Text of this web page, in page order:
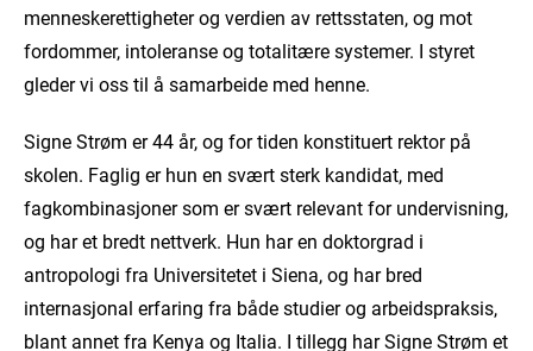
menneskerettigheter og verdien av rettsstaten, og mot
fordommer, intoleranse og totalitære systemer. I styret
gleder vi oss til å samarbeide med henne.
Signe Strøm er 44 år, og for tiden konstituert rektor på
skolen. Faglig er hun en svært sterk kandidat, med
fagkombinasjoner som er svært relevant for undervisning,
og har et bredt nettverk. Hun har en doktorgrad i
antropologi fra Universitetet i Siena, og har bred
internasjonal erfaring fra både studier og arbeidspraksis,
blant annet fra Kenya og Italia. I tillegg har Signe Strøm et